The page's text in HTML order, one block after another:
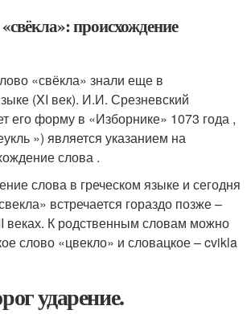
происхождение
«свёкла» знали еще в
(XI век). И.И. Срезневский
его форму в «Изборнике» 1073 года ,
») является указанием на
слова .
слова в греческом языке и сегодня
встречается гораздо позже –
веках. К родственным словам можно
слово «цвекло» и словацкое – cvikla
ударение.